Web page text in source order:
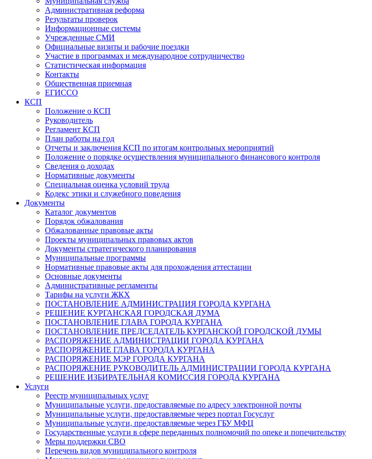
Административная реформа
Результаты проверок
Информационные системы
Учрежденные СМИ
Официальные визиты и рабочие поездки
Участие в программах и международное сотрудничество
Статистическая информация
Контакты
Общественная приемная
ЕГИССО
КСП
Положение о КСП
Руководитель
Регламент КСП
План работы на год
Отчеты и заключения КСП по итогам контрольных мероприятий
Положение о порядке осуществления муниципального финансового контроля
Сведения о доходах
Нормативные документы
Специальная оценка условий труда
Кодекс этики и служебного поведения
Документы
Каталог документов
Порядок обжалования
Обжалованные правовые акты
Проекты муниципальных правовых актов
Документы стратегического планирования
Муниципальные программы
Нормативные правовые акты для прохождения аттестации
Основные документы
Административные регламенты
Тарифы на услуги ЖКХ
ПОСТАНОВЛЕНИЕ АДМИНИСТРАЦИЯ ГОРОДА КУРГАНА
РЕШЕНИЕ КУРГАНСКАЯ ГОРОДСКАЯ ДУМА
ПОСТАНОВЛЕНИЕ ГЛАВА ГОРОДА КУРГАНА
ПОСТАНОВЛЕНИЕ ПРЕДСЕДАТЕЛЬ КУРГАНСКОЙ ГОРОДСКОЙ ДУМЫ
РАСПОРЯЖЕНИЕ АДМИНИСТРАЦИИ ГОРОДА КУРГАНА
РАСПОРЯЖЕНИЕ ГЛАВА ГОРОДА КУРГАНА
РАСПОРЯЖЕНИЕ МЭР ГОРОДА КУРГАНА
РАСПОРЯЖЕНИЕ РУКОВОДИТЕЛЬ АДМИНИСТРАЦИИ ГОРОДА КУРГАНА
РЕШЕНИЕ ИЗБИРАТЕЛЬНАЯ КОМИССИЯ ГОРОДА КУРГАНА
Услуги
Реестр муниципальных услуг
Муниципальные услуги, предоставляемые по адресу электронной почты
Муниципальные услуги, предоставляемые через портал Госуслуг
Муниципальные услуги, предоставляемые через ГБУ МФЦ
Государственные услуги в сфере переданных полномочий по опеке и попечительству
Меры поддержки СВО
Перечень видов муниципального контроля